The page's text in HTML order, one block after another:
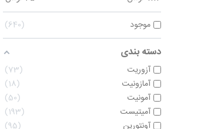
موجود
640
دسته بندی
آزوریت
73
آمازونیت
18
آمونیت
50
آمیتیست
193
آونتورین
95